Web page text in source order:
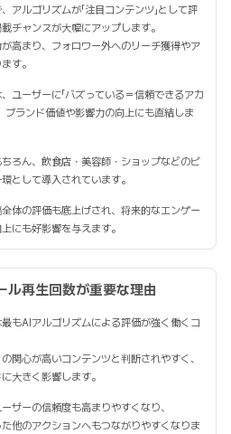
アルゴリズムが「注目コンテンツ」として評
チャンスが大幅にアップします。
高まり、フォロワー外へのリーチ獲得やア
す。
ユーザーに「バズっている＝信頼できるアカ
ブランド価値や影響力の向上にも直結しま
ろん、飲食店・美容師・ショップなどのビ
として導入されています。
体の評価も底上げされ、将来的なエンゲー
にも好影響を与えます。
ル再生回数が重要な理由
もAIアルゴリズムによる評価が強く働くコ
関心が高いコンテンツと判断されやすく、
大きく影響します。
ザーの信頼度も高まりやすくなり、
他のアクションへもつながりやすくなりま